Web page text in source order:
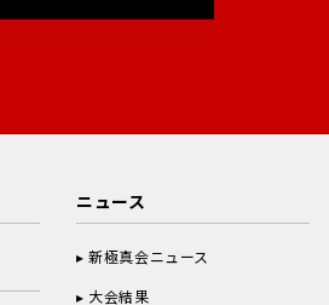
ニュース
新極真会ニュース
大会結果